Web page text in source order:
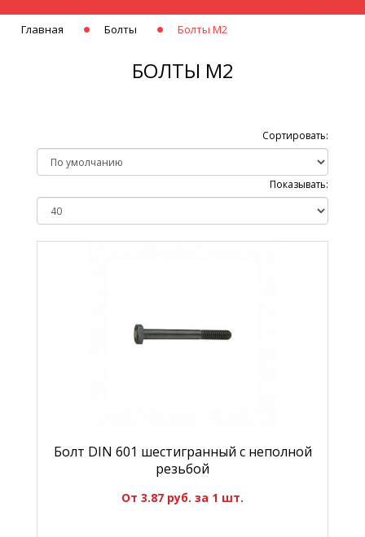
Главная Болты Болты М2
БОЛТЫ М2
Сортировать:
Показывать:
Болт DIN 601 шестигранный с неполной
резьбой
От 3.87 руб. за 1 шт.